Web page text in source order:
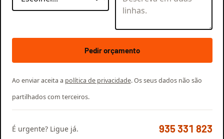
Pedir orçamento
Ao enviar aceita a política de privacidade. Os seus dados não são
partilhados com terceiros.
É urgente? Ligue já. 935 331 823